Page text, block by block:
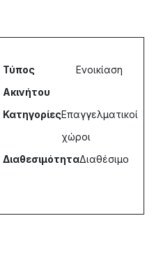
Τύπος
Ακινήτου
Ενοικίαση
ΚατηγορίεςΕπαγγελματικοί
χώροι
ΔιαθεσιμότηταΔιαθέσιμο